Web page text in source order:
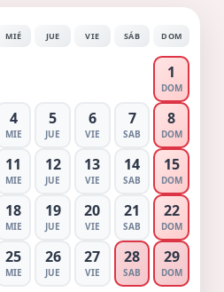
MIÉ JUE VIE SÁB DOM
1
DOM
4
MIE
5
JUE
6
VIE
7
SAB
8
DOM
11
MIE
12
JUE
13
VIE
14
SAB
15
DOM
18
MIE
19
JUE
20
VIE
21
SAB
22
DOM
25
MIE
26
JUE
27
VIE
28
SAB
29
DOM